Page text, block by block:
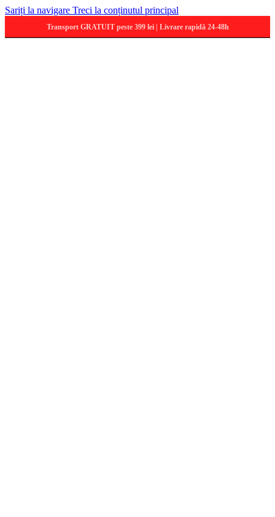
Sariți la navigare Treci la conținutul principal
Transport GRATUIT peste 399 lei | Livrare rapidă 24-48h